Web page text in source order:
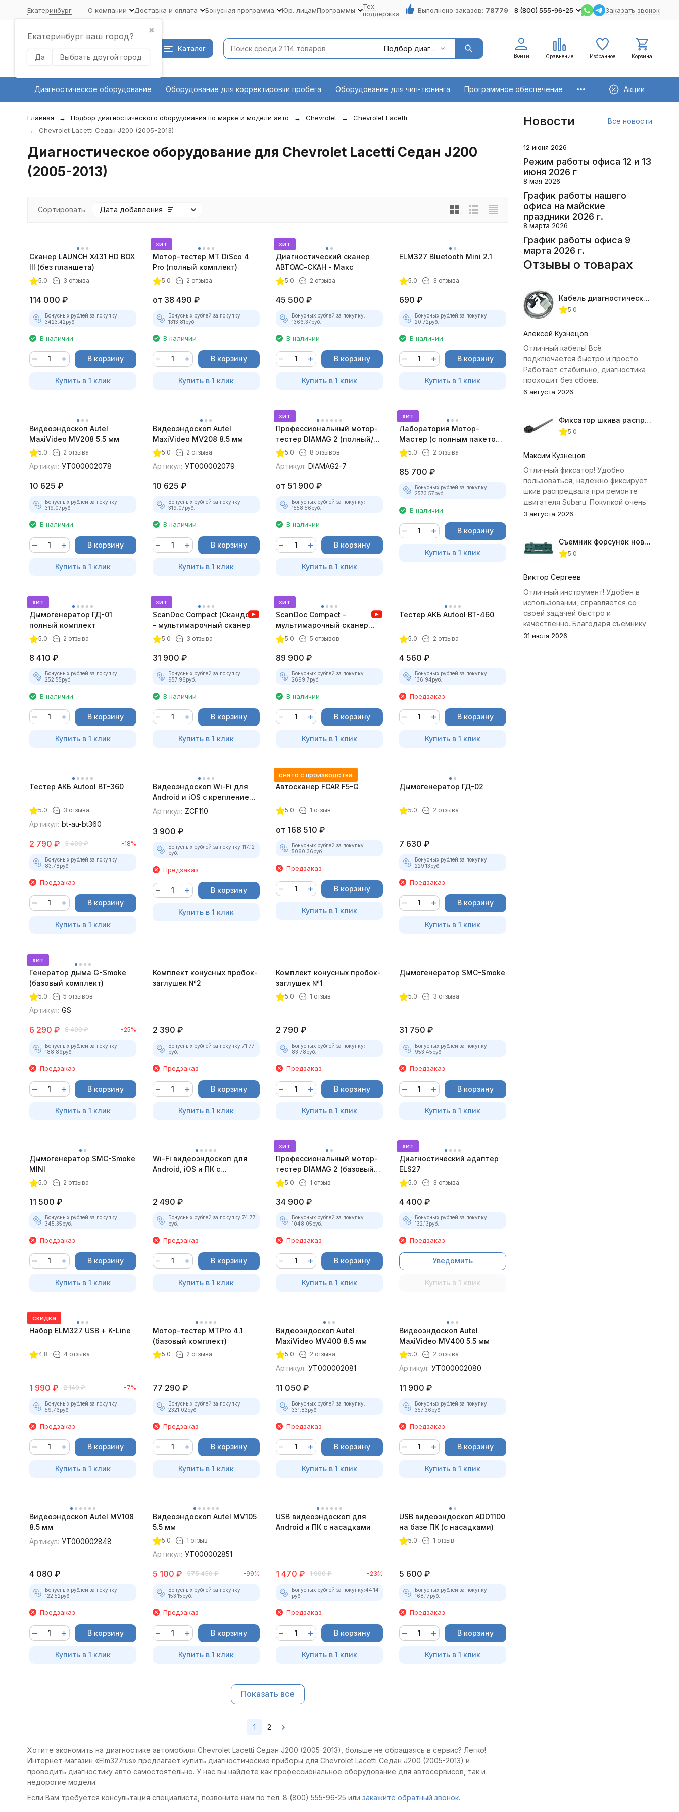
Екатеринбург
✖
Екатеринбург ваш город?
Да Выбрать другой город
О компании Доставка и оплата Бонусная программа Юр. лицамПрограммы
Тех.
поддержка
Выполнено заказов: 78779 8 (800) 555-96-25 Заказать звонок
Каталог Подбор диагностического оборудования по марке и модели авто
Войти Сравнение Избранное Корзина
Диагностическое оборудование Оборудование для корректировки пробега Оборудование для чип-тюнинга Программное обеспечение Акции
Главная Подбор диагностического оборудования по марке и модели авто Chevrolet
Chevrolet Lacetti
Chevrolet Lacetti Седан J200 (2005-2013)
Диагностическое оборудование для Chevrolet Lacetti Седан J200
(2005-2013)
Сортировать: Дата добавления
Сканер LAUNCH X431 HD BOX
III (без планшета)
5.0 3 отзыва
114 000 ₽
Бонусных рублей за покупку:
3423.42руб.
В наличии
В корзину
Купить в 1 клик
хит
Мотор-тестер MT DiSco 4
Pro (полный комплект)
5.0 2 отзыва
от 38 490 ₽
Бонусных рублей за покупку:
1313.81руб.
В наличии
В корзину
Купить в 1 клик
хит
Диагностический сканер
АВТОАС-СКАН - Макс
5.0 2 отзыва
45 500 ₽
Бонусных рублей за покупку:
1366.37руб.
В наличии
В корзину
Купить в 1 клик
ELM327 Bluetooth Mini 2.1
5.0 3 отзыва
690 ₽
Бонусных рублей за покупку:
20.72руб.
В наличии
В корзину
Купить в 1 клик
Видеоэндоскоп Autel
MaxiVideo MV208 5.5 мм
5.0 2 отзыва
Артикул: УТ000002078
10 625 ₽
Бонусных рублей за покупку:
319.07руб.
В наличии
В корзину
Купить в 1 клик
Видеоэндоскоп Autel
MaxiVideo MV208 8.5 мм
5.0 2 отзыва
Артикул: УТ000002079
10 625 ₽
Бонусных рублей за покупку:
319.07руб.
В наличии
В корзину
Купить в 1 клик
хит
Профессиональный мотор-
тестер DIAMAG 2 (полный/
максимальный комплект)
5.0 8 отзывов
Артикул: DIAMAG2-7
от 51 900 ₽
Бонусных рублей за покупку:
1558.56руб.
В наличии
В корзину
Купить в 1 клик
хит
Лаборатория Мотор-
Мастер (с полным пакетом
лицензий)
5.0 2 отзыва
85 700 ₽
Бонусных рублей за покупку:
2573.57руб.
В наличии
В корзину
Купить в 1 клик
хит
Дымогенератор ГД-01
полный комплект
5.0 2 отзыва
8 410 ₽
Бонусных рублей за покупку:
252.55руб.
В наличии
В корзину
Купить в 1 клик
хит
ScanDoc Compact (Скандок)
- мультимарочный сканер
5.0 3 отзыва
31 900 ₽
Бонусных рублей за покупку:
957.96руб.
В наличии
В корзину
Купить в 1 клик
хит
ScanDoc Compact -
мультимарочный сканер
(Полный)
5.0 5 отзывов
89 900 ₽
Бонусных рублей за покупку:
2699.7руб.
В наличии
В корзину
Купить в 1 клик
Тестер АКБ Autool BT-460
5.0 2 отзыва
4 560 ₽
Бонусных рублей за покупку:
136.94руб.
Предзаказ
В корзину
Купить в 1 клик
Тестер АКБ Autool BT-360
5.0 3 отзыва
Артикул: bt-au-bt360
2 790 ₽ 3 400 ₽ -18%
Бонусных рублей за покупку:
83.78руб.
Предзаказ
В корзину
Купить в 1 клик
Видеоэндоскоп Wi-Fi для
Android и iOS с креплением
для смартфона
Артикул: ZCF110
3 900 ₽
Бонусных рублей за покупку:117.12
руб.
Предзаказ
В корзину
Купить в 1 клик
снято с производства
Автосканер FCAR F5-G
5.0 1 отзыв
от 168 510 ₽
Бонусных рублей за покупку:
5060.36руб.
Предзаказ
В корзину
Купить в 1 клик
Дымогенератор ГД-02
5.0 2 отзыва
7 630 ₽
Бонусных рублей за покупку:
229.13руб.
Предзаказ
В корзину
Купить в 1 клик
хит
Генератор дыма G-Smoke
(базовый комплект)
5.0 5 отзывов
Артикул: GS
6 290 ₽ 8 400 ₽ -25%
Бонусных рублей за покупку:
188.89руб.
Предзаказ
В корзину
Купить в 1 клик
Комплект конусных пробок-
заглушек №2
2 390 ₽
Бонусных рублей за покупку:71.77
руб.
Предзаказ
В корзину
Купить в 1 клик
Комплект конусных пробок-
заглушек №1
5.0 1 отзыв
2 790 ₽
Бонусных рублей за покупку:
83.78руб.
Предзаказ
В корзину
Купить в 1 клик
Дымогенератор SMC-Smoke
5.0 3 отзыва
31 750 ₽
Бонусных рублей за покупку:
953.45руб.
Предзаказ
В корзину
Купить в 1 клик
Дымогенератор SMC-Smoke
MINI
5.0 2 отзыва
11 500 ₽
Бонусных рублей за покупку:
345.35руб.
Предзаказ
В корзину
Купить в 1 клик
Wi-Fi видеоэндоскоп для
Android, iOS и ПК с
2 490 ₽
Бонусных рублей за покупку:74.77
руб.
Предзаказ
В корзину
Купить в 1 клик
хит
Профессиональный мотор-
тестер DIAMAG 2 (базовый
комплект)
5.0 1 отзыв
34 900 ₽
Бонусных рублей за покупку:
1048.05руб.
Предзаказ
В корзину
Купить в 1 клик
хит
Диагностический адаптер
ELS27
5.0 3 отзыва
4 400 ₽
Бонусных рублей за покупку:
132.13руб.
Предзаказ
Уведомить
Купить в 1 клик
скидка
Набор ELM327 USB + K-Line
4.8 4 отзыва
1 990 ₽ 2 140 ₽ -7%
Бонусных рублей за покупку:
59.76руб.
Предзаказ
В корзину
Купить в 1 клик
Мотор-тестер MTPro 4.1
(базовый комплект)
5.0 2 отзыва
77 290 ₽
Бонусных рублей за покупку:
2321.02руб.
Предзаказ
В корзину
Купить в 1 клик
Видеоэндоскоп Autel
MaxiVideo MV400 8.5 мм
5.0 2 отзыва
Артикул: УТ000002081
11 050 ₽
Бонусных рублей за покупку:
331.83руб.
Предзаказ
В корзину
Купить в 1 клик
Видеоэндоскоп Autel
MaxiVideo MV400 5.5 мм
5.0 2 отзыва
Артикул: УТ000002080
11 900 ₽
Бонусных рублей за покупку:
357.36руб.
Предзаказ
В корзину
Купить в 1 клик
Видеоэндоскоп Autel MV108
8.5 мм
Артикул: УТ000002848
4 080 ₽
Бонусных рублей за покупку:
122.52руб.
Предзаказ
В корзину
Купить в 1 клик
Видеоэндоскоп Autel MV105
5.5 мм
5.0 1 отзыв
Артикул: УТ000002851
5 100 ₽ 575 450 ₽ -99%
Бонусных рублей за покупку:
153.15руб.
Предзаказ
В корзину
Купить в 1 клик
USB видеоэндоскоп для
Android и ПК с насадками
1 470 ₽ 1 900 ₽ -23%
Бонусных рублей за покупку:44.14
руб.
Предзаказ
В корзину
Купить в 1 клик
USB видеоэндоскоп ADD1100
на базе ПК (с насадками)
5.0 1 отзыв
5 600 ₽
Бонусных рублей за покупку:
168.17руб.
Предзаказ
В корзину
Купить в 1 клик
Показать все
1 2
Хотите экономить на диагностике автомобиля Chevrolet Lacetti Седан J200 (2005-2013), больше не обращаясь в сервис? Легко!
Интернет-магазин «Elm327rus» предлагает купить диагностические приборы для Chevrolet Lacetti Седан J200 (2005-2013) и
проводить диагностику авто самостоятельно. У нас вы найдете как профессиональное оборудование для автосервисов, так и
недорогие модели.
Если Вам требуется консультация специалиста, позвоните нам по тел. 8 (800) 555-96-25 или закажите обратный звонок.
Новости Все новости
12 июня 2026
Режим работы офиса 12 и 13
июня 2026 г
8 мая 2026
График работы нашего
офиса на майские
праздники 2026 г.
8 марта 2026
График работы офиса 9
марта 2026 г.
Отзывы о товарах
Кабель диагностический ГАЗ 24 для АВТОАС
5.0
Алексей Кузнецов
Отличный кабель! Всё
подключается быстро и просто.
Работает стабильно, диагностика
проходит без сбоев.
6 августа 2026
Фиксатор шкива распредвала (Subaru) JTC-4409
5.0
Максим Кузнецов
Отличный фиксатор! Удобно
пользоваться, надёжно фиксирует
шкив распредвала при ремонте
двигателя Subaru. Покупкой очень
доволен.
3 августа 2026
Съемник форсунок новых дизельных двигателей Jonnesway
5.0
Виктор Сергеев
Отличный инструмент! Удобен в
использовании, справляется со
своей задачей быстро и
качественно. Благодаря съемнику
удалось избежать лишних хлопот с
31 июля 2026